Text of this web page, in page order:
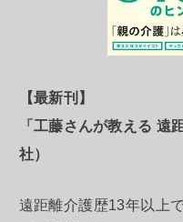
【最新刊】
「工藤さんが教える 遠
社）
遠距離介護歴13年以上